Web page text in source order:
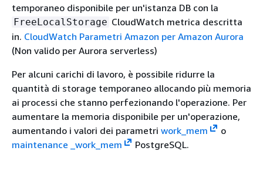
temporaneo disponibile per un'istanza DB con la
FreeLocalStorage CloudWatch metrica descritta
in. CloudWatch Parametri Amazon per Amazon Aurora
(Non valido per Aurora serverless)
Per alcuni carichi di lavoro, è possibile ridurre la
quantità di storage temporaneo allocando più memoria
ai processi che stanno perfezionando l'operazione. Per
aumentare la memoria disponibile per un'operazione,
aumentando i valori dei parametri work_mem
o
maintenance _work_mem
PostgreSQL.